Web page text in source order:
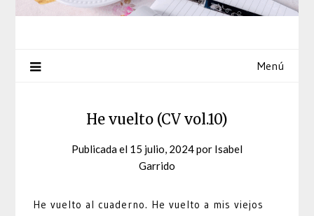
Menú
He vuelto (CV vol.10)
Publicada el 15 julio, 2024por Isabel
Garrido
He vuelto al cuaderno. He vuelto a mis viejos